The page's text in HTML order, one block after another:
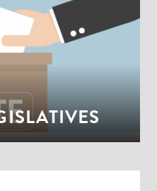
DÉMOCRATIE
PARTICIPATIVE